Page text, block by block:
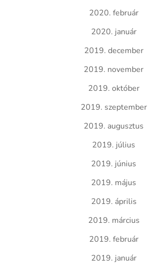
2020. február
2020. január
2019. december
2019. november
2019. október
2019. szeptember
2019. augusztus
2019. július
2019. június
2019. május
2019. április
2019. március
2019. február
2019. január